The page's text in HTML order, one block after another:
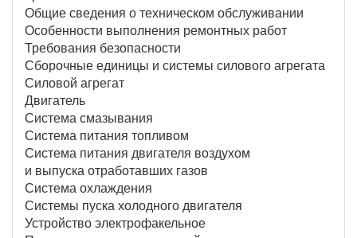
Общие сведения о техническом обслуживании
Особенности выполнения ремонтных работ
Требования безопасности
Сборочные единицы и системы силового агрегата
Силовой агрегат
Двигатель
Система смазывания
Система питания топливом
Система питания двигателя воздухом
и выпуска отработавших газов
Система охлаждения
Системы пуска холодного двигателя
Устройство электрофакельное